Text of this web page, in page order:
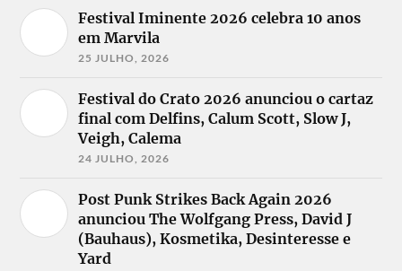
Festival Iminente 2026 celebra 10 anos
em Marvila
25 JULHO, 2026
Festival do Crato 2026 anunciou o cartaz
final com Delfins, Calum Scott, Slow J,
Veigh, Calema
24 JULHO, 2026
Post Punk Strikes Back Again 2026
anunciou The Wolfgang Press, David J
(Bauhaus), Kosmetika, Desinteresse e
Yard